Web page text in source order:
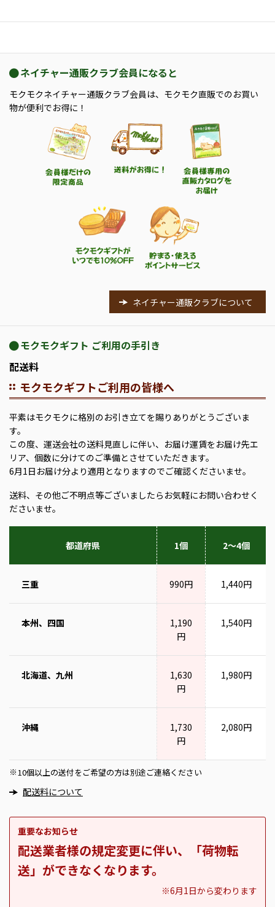
ネイチャー通販クラブ会員になると
モクモクネイチャー通販クラブ会員は、モクモク直販でのお買い
物が便利でお得に！
ネイチャー通販クラブについて
モクモクギフト ご利用の手引き
配送料
モクモクギフトご利用の皆様へ
平素はモクモクに格別のお引き立てを賜りありがとうございま
す。
この度、運送会社の送料見直しに伴い、お届け運賃をお届け先エ
リア、個数に分けてのご準備とさせていただきます。
6月1日お届け分より適用となりますのでご確認くださいませ。
送料、その他ご不明点等ございましたらお気軽にお問い合わせく
ださいませ。
都道府県 1個 2～4個
三重 990円 1,440円
本州、四国
1,190
円
1,540円
北海道、九州
1,630
円
1,980円
沖縄
1,730
円
2,080円
※ 10個以上の送付をご希望の方は別途ご連絡ください
配送料について
重要なお知らせ
配送業者様の規定変更に伴い、「荷物転
送」ができなくなります。
※6月1日から変わります